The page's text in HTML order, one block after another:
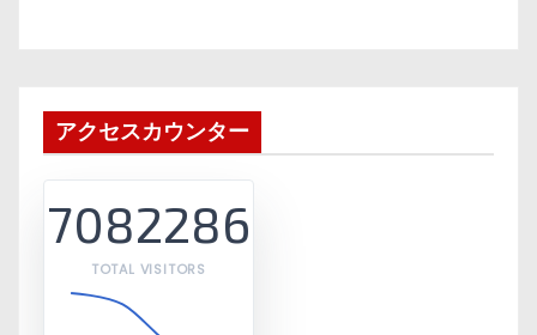
アクセスカウンター
7082286
TOTAL VISITORS